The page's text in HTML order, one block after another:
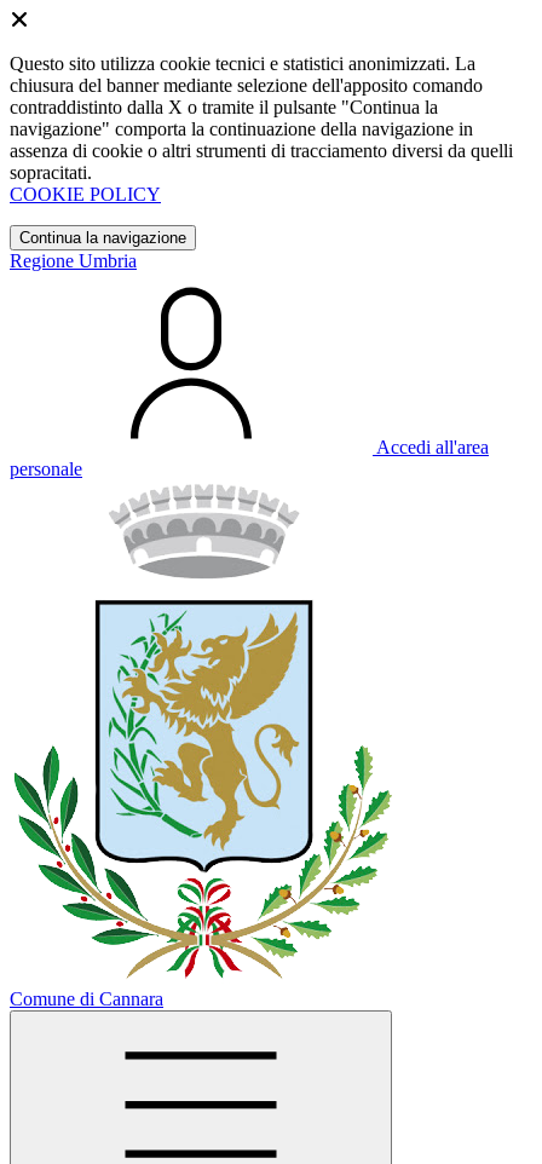
Questo sito utilizza cookie tecnici e statistici anonimizzati. La
chiusura del banner mediante selezione dell'apposito comando
contraddistinto dalla X o tramite il pulsante "Continua la
navigazione" comporta la continuazione della navigazione in
assenza di cookie o altri strumenti di tracciamento diversi da quelli
sopracitati.
COOKIE POLICY
Continua la navigazione
Regione Umbria
Accedi all'area
personale
Comune di Cannara